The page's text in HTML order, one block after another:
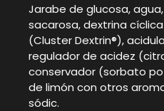
Jarabe de glucosa,
sacarosa, dextrina
(Cluster Dextrin®),
regulador de acidez
conservador (sorbato
de limón con otros
sódic.